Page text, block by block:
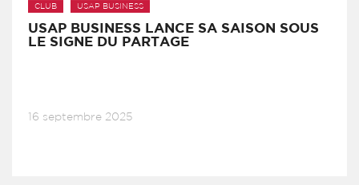
CLUB USAP BUSINESS
USAP BUSINESS LANCE SA SAISON SOUS
LE SIGNE DU PARTAGE
16 septembre 2025